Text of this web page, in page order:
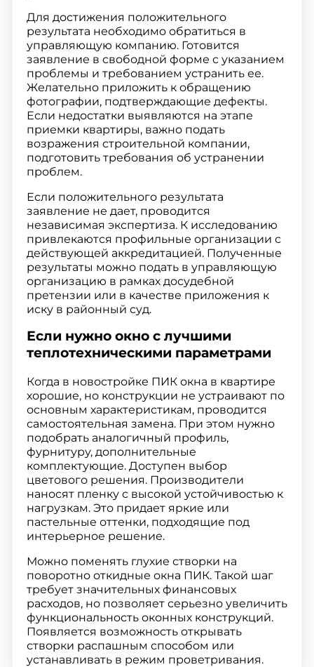
Для достижения положительного
результата необходимо обратиться в
управляющую компанию. Готовится
заявление в свободной форме с указанием
проблемы и требованием устранить ее.
Желательно приложить к обращению
фотографии, подтверждающие дефекты.
Если недостатки выявляются на этапе
приемки квартиры, важно подать
возражения строительной компании,
подготовить требования об устранении
проблем.
Если положительного результата
заявление не дает, проводится
независимая экспертиза. К исследованию
привлекаются профильные организации с
действующей аккредитацией. Полученные
результаты можно подать в управляющую
организацию в рамках досудебной
претензии или в качестве приложения к
иску в районный суд.
Если нужно окно с лучшими
теплотехническими параметрами
Когда в новостройке ПИК окна в квартире
хорошие, но конструкции не устраивают по
основным характеристикам, проводится
самостоятельная замена. При этом нужно
подобрать аналогичный профиль,
фурнитуру, дополнительные
комплектующие. Доступен выбор
цветового решения. Производители
наносят пленку с высокой устойчивостью к
нагрузкам. Это придает яркие или
пастельные оттенки, подходящие под
интерьерное решение.
Можно поменять глухие створки на
поворотно откидные окна ПИК. Такой шаг
требует значительных финансовых
расходов, но позволяет серьезно увеличить
функциональность оконных конструкций.
Появляется возможность открывать
створки распашным способом или
устанавливать в режим проветривания.